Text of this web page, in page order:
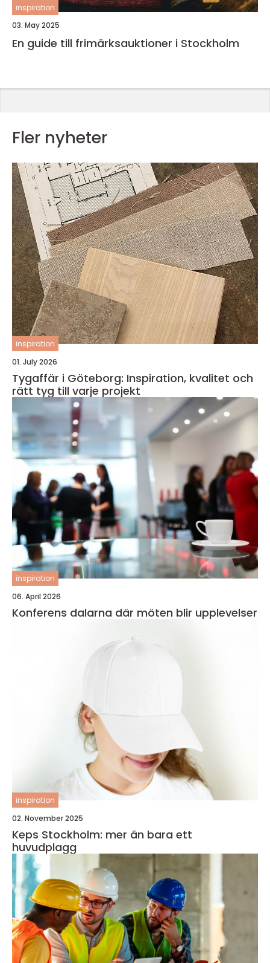
inspiration
03. May 2025
En guide till frimärksauktioner i Stockholm
Fler nyheter
inspiration
01. July 2026
Tygaffär i Göteborg: Inspiration, kvalitet och
rätt tyg till varje projekt
inspiration
06. April 2026
Konferens dalarna där möten blir upplevelser
inspiration
02. November 2025
Keps Stockholm: mer än bara ett
huvudplagg